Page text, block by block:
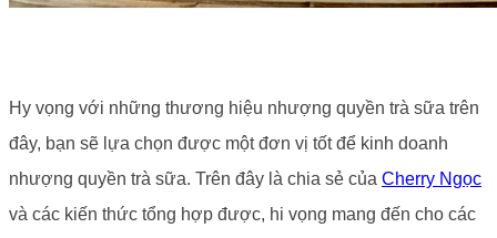
Hy vọng với những thương hiệu nhượng quyền trà sữa trên
đây, bạn sẽ lựa chọn được một đơn vị tốt để kinh doanh
nhượng quyền trà sữa. Trên đây là chia sẻ của Cherry Ngọc
và các kiến thức tổng hợp được, hi vọng mang đến cho các